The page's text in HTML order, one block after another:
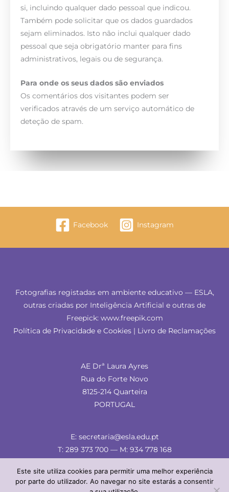
si, incluindo qualquer dado pessoal que indicou.
Também pode solicitar que os dados guardados
sejam eliminados. Isto não inclui qualquer dado
pessoal que seja obrigatório manter para fins
administrativos, legais ou de segurança.
Para onde os seus dados são enviados
Os comentários dos visitantes podem ser
verificados através de um serviço automático de
deteção de spam.
Facebook Instagram
Fotografias registadas em ambiente educativo — ESLA,
outras criadas por Inteligência Artificial e outras de
Freepick: www.freepik.com
Política de Privacidade e Cookies | Livro de Reclamações
AE Drª Laura Ayres
Rua do Forte Novo
8125-214 Quarteira
PORTUGAL
E: secretaria@esla.edu.pt
T: 289 373 700 — M: 934 778 168
Este site utiliza cookies para permitir uma melhor experiência
por parte do utilizador. Ao navegar no site estarás a consentir